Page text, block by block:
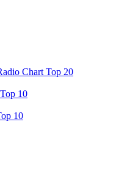
Chart Top 20
10
10